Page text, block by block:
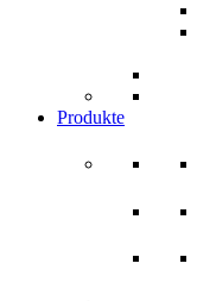
Produkte